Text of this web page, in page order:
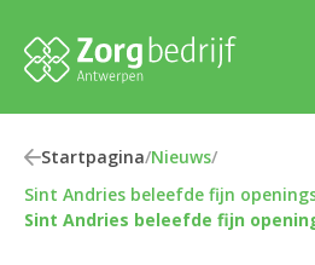
Startpagina/Nieuws/
Sint Andries beleefde fijn
Sint Andries beleefde fijn